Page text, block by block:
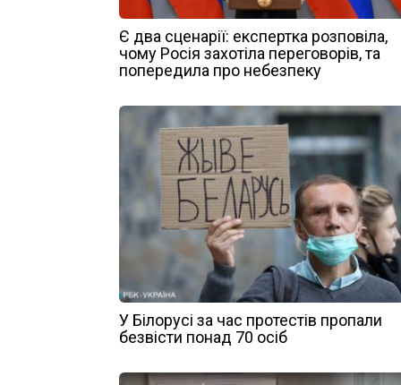
Є два сценарії: експертка розповіла,
чому Росія захотіла переговорів, та
попередила про небезпеку
У Білорусі за час протестів пропали
безвісти понад 70 осіб